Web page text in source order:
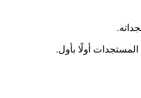
أولًا بأول.